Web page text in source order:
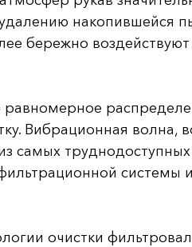
накопившейся
бережно
Вибрационная волна,
самых труднодоступных
системы
очистки